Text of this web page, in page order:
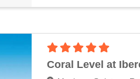
Coral Level at